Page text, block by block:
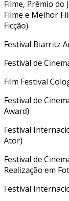
Filme, Prêmio
Filme e Melhor
Ficção)
Festival Biarritz
Festival de
Film Festival
Festival de
Award)
Festival
Ator)
Festival de
Realização em
Festival